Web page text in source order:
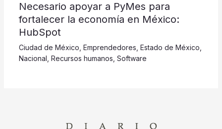
​​​​​Necesario apoyar a PyMes para
fortalecer la economía en México:
HubSpot
Ciudad de México Emprendedores Estado de México
Nacional Recursos humanos Software